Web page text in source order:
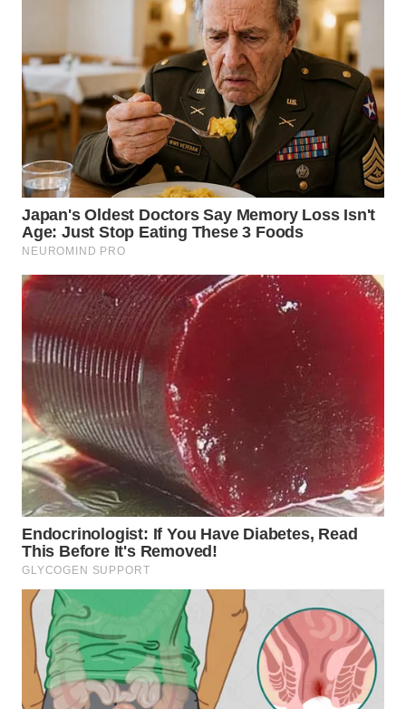
WN
TAPANULI
TENGAH
WN DELI
SERDANG
WN
TEBING
TINGGI
WN
PAKPAK
WN
KARAWANG
WN
BEKASI
WN
BOGOR
WN
WN
TAPANULI
UTARA